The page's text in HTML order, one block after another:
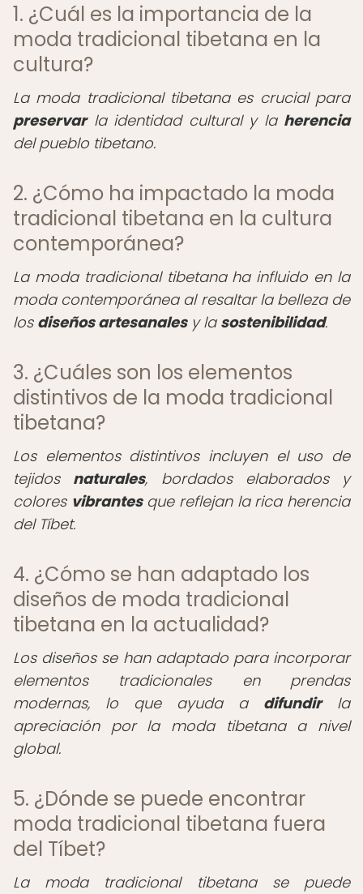
1. ¿Cuál es la importancia de la
moda tradicional tibetana en la
cultura?
La moda tradicional tibetana es crucial para
preservarla identidad cultural y la herencia
del pueblo tibetano.
2. ¿Cómo ha impactado la moda
tradicional tibetana en la cultura
contemporánea?
La moda tradicional tibetana ha influido en la
moda contemporánea al resaltar la belleza de
los diseños artesanalesy la sostenibilidad.
3. ¿Cuáles son los elementos
distintivos de la moda tradicional
tibetana?
Los elementos distintivos incluyen el uso de
tejidos naturales, bordados elaborados y
colores vibrantesque reflejan la rica herencia
del Tíbet.
4. ¿Cómo se han adaptado los
diseños de moda tradicional
tibetana en la actualidad?
Los diseños se han adaptado para incorporar
elementos tradicionales en prendas
modernas, lo que ayuda a difundirla
apreciación por la moda tibetana a nivel
global.
5. ¿Dónde se puede encontrar
moda tradicional tibetana fuera
del Tíbet?
La moda tradicional tibetana se puede